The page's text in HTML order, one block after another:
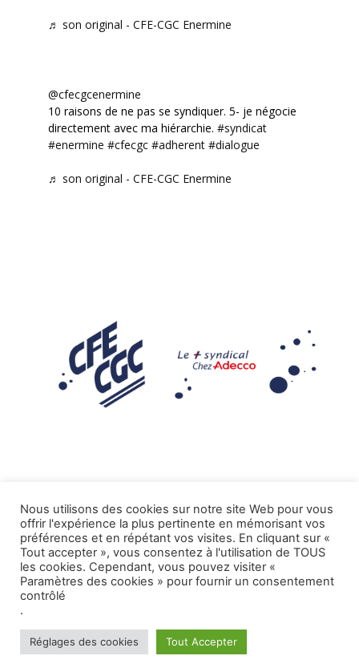
♬ son original - CFE-CGC Enermine
@cfecgcenermine
10 raisons de ne pas se syndiquer. 5- je négocie
directement avec ma hiérarchie. #syndicat
#enermine #cfecgc #adherent #dialogue
♬ son original - CFE-CGC Enermine
Mentions légales
Tous droits réservés CFE-CGC ADECCO.
Nous utilisons des cookies sur notre site Web pour vous
offrir l'expérience la plus pertinente en mémorisant vos
préférences et en répétant vos visites. En cliquant sur «
Tout accepter », vous consentez à l'utilisation de TOUS
les cookies. Cependant, vous pouvez visiter «
Paramètres des cookies » pour fournir un consentement
contrôlé
.
Réglages des cookies Tout Accepter